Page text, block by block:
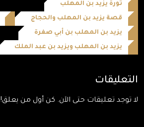
ثورة يزيد بن المهلب
قصة يزيد بن المهلب والحجاج
يزيد بن المهلب بن أبي صفرة
يزيد بن المهلب ويزيد بن عبد الملك
التعليقات
لا توجد تعليقات حتى الآن. كن أول من يعلق!